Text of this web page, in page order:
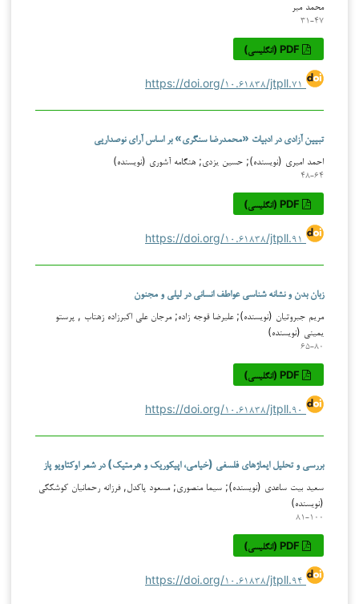
محمد میر
۳۱-۴۷
https://doi.org/۱۰.۶۱۸۳۸/jtpll.۷۱
تبیین آزادی در ادبیات «محمدرضا سنگری» بر اساس آرای نوصداریی
احمد امیری (نویسنده); حسین یزدی; هنگامه آشوری (نویسنده)
۴۸-۶۴
https://doi.org/۱۰.۶۱۸۳۸/jtpll.۹۱
زبان بدن و نشانه شناسی عواطف انسانی در لیلی و مجنون
مریم جبروتیان (نویسنده); علیرضا قوجه زاده; مرجان علي اكبرزاده زهتاب , پرستو
یمینی (نویسنده)
۶۵-۸۰
https://doi.org/۱۰.۶۱۸۳۸/jtpll.۹۰
بررسی و تحلیل ایماژهای فلسفی (خیامی، اپیکوریک و هرمتیک) در شعر اوکتاویو پاز
سعید بیت ساعدی (نویسنده); سیما منصوری; مسعود پاکدل, فرزانه رحمانیان کوشککی
(نویسنده)
۸۱-۱۰۰
https://doi.org/۱۰.۶۱۸۳۸/jtpll.۹۴